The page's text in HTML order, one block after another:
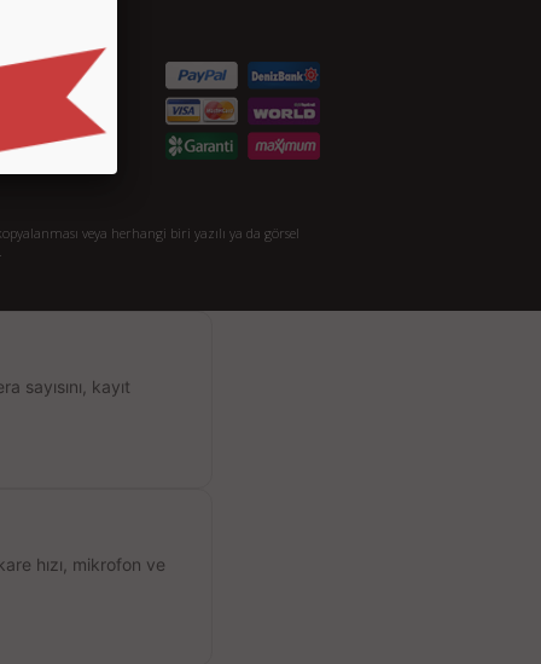
Arama
veya herhangi biri yazılı ya da görsel
kayıt
hızı, mikrofon ve